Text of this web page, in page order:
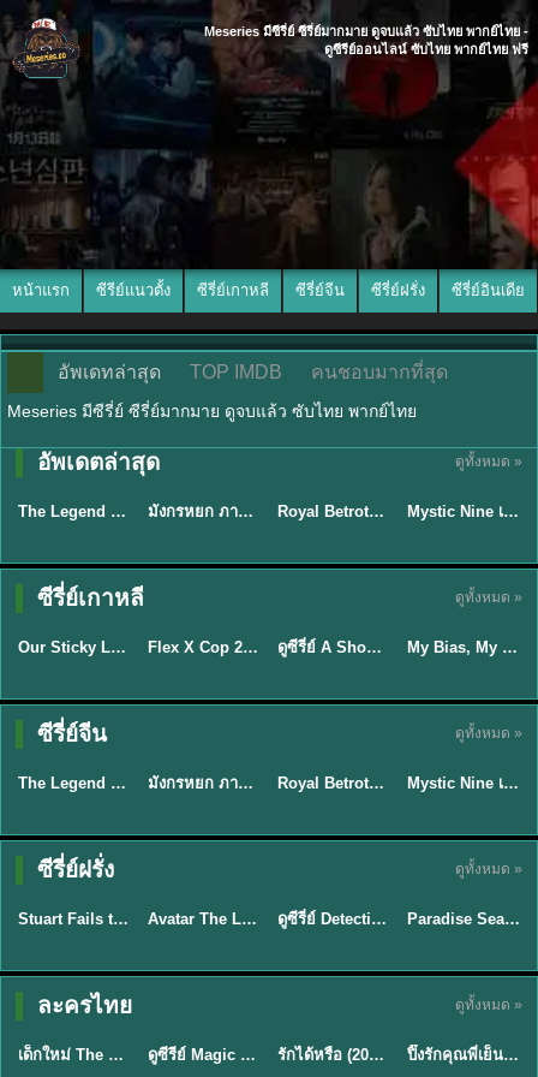
Meseries มีซีรี่ย์ ซีรี่ย์มากมาย ดูจบแล้ว ซับไทย พากย์ไทย -
ดูซีรีย์ออนไลน์ ซับไทย พากย์ไทย ฟรี
หน้าแรก ซีรีย์แนวตั้ง ซีรี่ย์เกาหลี ซีรี่ย์จีน ซีรี่ย์ฝรั่ง ซีรี่ย์อินเดีย
อัพเดทล่าสุด TOP IMDB คนชอบมากที่สุด
Meseries มีซีรี่ย์ ซีรี่ย์มากมาย ดูจบแล้ว ซับไทย พากย์ไทย
อัพเดตล่าสุด ดูทั้งหมด »
★8.5
พากย์ไทย
The Legend of ShenLi ปฐพีไร้พ่าย (2024) พากย์ไทย ซับไทย EP.1-39 ★8 มังกรหยก ภาคมารบูรพาและพิษประจิม Duel on Mount Hua พากย์ไทย ★9 Royal Betrothal (2026) สัญญาวิวาห์แห่งราชวงศ์ พากย์ไทย ซับไทย EP1-32 ★9
พากย์ไทย/ซับ
Mystic Nine เก้าสกุล (2026) พากย์ไทย ซับไทย EP.1-30
ซีรี่ย์เกาหลี ดูทั้งหมด »
★6
ซับไทย
Our Sticky Love รักติดหนึบ (2026) พากย์ไทย ซับไทย EP.1-12 ★8 Flex X Cop 2 คุณชายสายสืบ ซีซั่น 2 (2026) พากย์ไทย ซับไทย EP.1-14 ★8 EP.16ดูซีรี่ย์ A Shop for Killers 2 ร้านลับนักฆ่า ซีซัน 2 (2026) ซับไทย-พากย์ไทย
ซับไทย
My Bias, My Boss เมื่อเมนฉันเป็นประธานบริษัท (2026) พากย์ไทย ซับไทย EP.1-12
ซีรี่ย์จีน ดูทั้งหมด »
★8.5
พากย์ไทย
The Legend of ShenLi ปฐพีไร้พ่าย (2024) พากย์ไทย ซับไทย EP.1-39 ★8 มังกรหยก ภาคมารบูรพาและพิษประจิม Duel on Mount Hua พากย์ไทย ★9 Royal Betrothal (2026) สัญญาวิวาห์แห่งราชวงศ์ พากย์ไทย ซับไทย EP1-32 ★9
พากย์ไทย/ซับ
Mystic Nine เก้าสกุล (2026) พากย์ไทย ซับไทย EP.1-30
ซีรี่ย์ฝรั่ง ดูทั้งหมด »
★9.3
พากย์ไทย
Stuart Fails to Save the Universe สจ๊วตล่มแผนกู้จักรวาล (2026) พากย์ไทย ซับไทย EP.1-10 ★7.8 EP.7Avatar The Last Airbender 2 เณรน้อยเจ้าอภินิหาร พากย์ไทย EP.9ดูซีรี่ย์ Detective Hole (2026) พากย์ไทย HD ฟรี อัปเดตล่าสุด Netflix EP.8
พากย์ไทย
Paradise Season 2 (2026) พากย์ไทย EP1-8 ดูซีรี่ย์ฝรั่ง HD ครบทุกตอน
ละครไทย ดูทั้งหมด »
★ 8 EP.6
พากย์ไทย
เด็กใหม่ The Reset 2026 EP1-6 พากย์ไทย ดูซีรี่ย์ Netflix ล่าสุด HD ดูซีรีย์ Magic Move (2026) ทำนายทายรัก Thai EP.1-10 HD รักได้หรือ (2026) YOUNG Let's Begin Again พากย์ไทย EP.1-19 ★8
พากย์ไทย
ปิ๊งรักคุณพี่เย็นชา (2026) Frozen Valentine EP.1-10 (จบ)